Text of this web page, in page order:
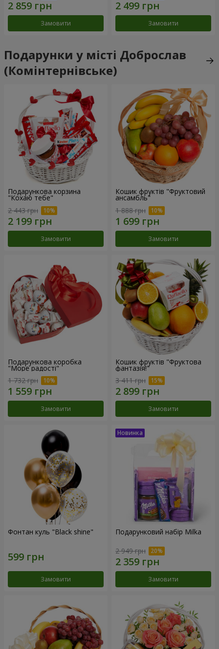
Замовити Замовити
Подарунки у місті Доброслав
(Комінтернівське)
Подарункова корзина
"Кохаю тебе"
2 443 грн
Замовити
Кошик фруктів "Фруктовий
ансамбль"
1 888 грн
Замовити
Подарункова коробка
"Море радості"
1 732 грн
Замовити
Кошик фруктів "Фруктова
фантазія!"
3 411 грн
Замовити
Фонтан куль "Black shine"
Замовити
Подарунковий набір Milka
2 949 грн
Замовити